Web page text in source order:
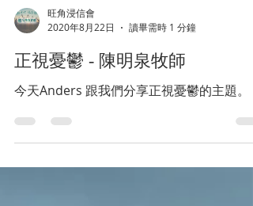
旺角浸信會
2020年8月22日
讀畢需時 1 分鐘
正視憂鬱 - 陳明泉牧師
今天Anders 跟我們分享正視憂鬱的主題。